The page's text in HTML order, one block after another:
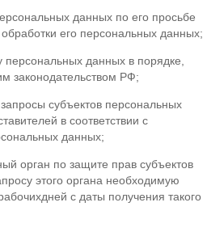
данных по его просьбе
его персональных данных;
персональных данных в порядке,
законодательством РФ;
субъектов персональных
в соответствии с
данных;
орган по защите прав субъектов
этого органа необходимую
с даты получения такого